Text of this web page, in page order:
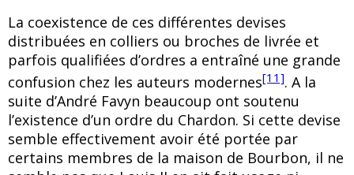
La coexistence de ces différentes devises
distribuées en colliers ou broches de livrée et
parfois qualifiées d’ordres a entraîné une grande
confusion chez les auteurs modernes[11]. A la
suite d’André Favyn beaucoup ont soutenu
l’existence d’un ordre du Chardon. Si cette devise
semble effectivement avoir été portée par
certains membres de la maison de Bourbon, il ne